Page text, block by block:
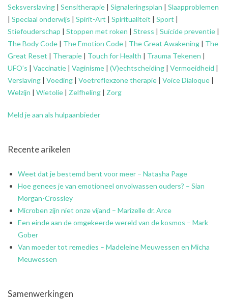
Seksverslaving | Sensitherapie | Signaleringsplan | Slaapproblemen
| Speciaal onderwijs | Spirit-Art | Spiritualiteit | Sport |
Stiefouderschap | Stoppen met roken | Stress | Suïcide preventie |
The Body Code | The Emotion Code | The Great Awakening | The
Great Reset | Therapie | Touch for Health | Trauma Tekenen |
UFO’s | Vaccinatie | Vaginisme | (V)echtscheiding | Vermoeidheid |
Verslaving | Voeding | Voetreflexzone therapie | Voice Dialoque |
Welzijn | Wietolie | Zelfheling | Zorg
Meld je aan als hulpaanbieder
Recente arikelen
Weet dat je bestemd bent voor meer – Natasha Page
Hoe genees je van emotioneel onvolwassen ouders? – Sian
Morgan-Crossley
Microben zijn niet onze vijand – Marizelle dr. Arce
Een einde aan de omgekeerde wereld van de kosmos – Mark
Gober
Van moeder tot remedies – Madeleine Meuwessen en Micha
Meuwessen
Samenwerkingen